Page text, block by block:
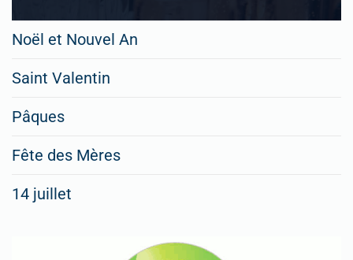
Noël et Nouvel An
Saint Valentin
Pâques
Fête des Mères
14 juillet